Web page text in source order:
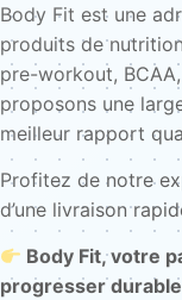
Body Fit est une
produits de
pre-workout,
proposons une
meilleur rapport
Profitez de notre
d’une livraison
Body Fit, votre
progresser